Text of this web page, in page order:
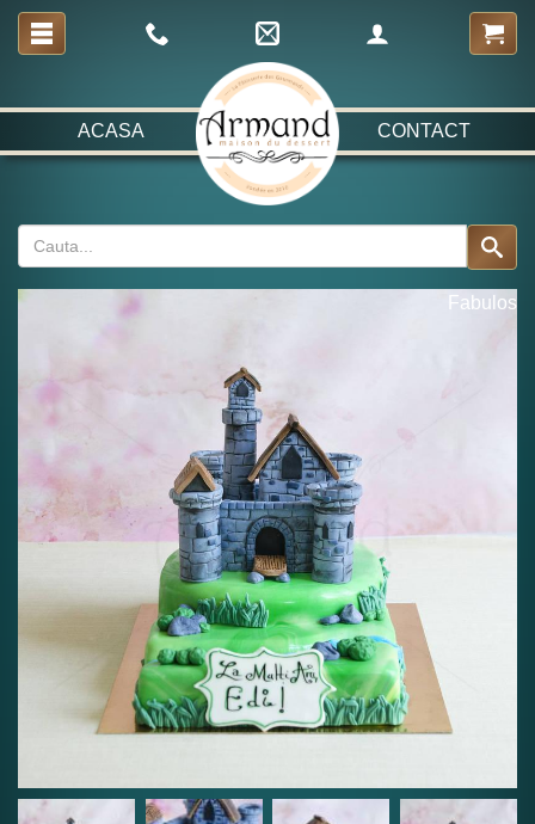
ACASA CONTACT
Fabulos